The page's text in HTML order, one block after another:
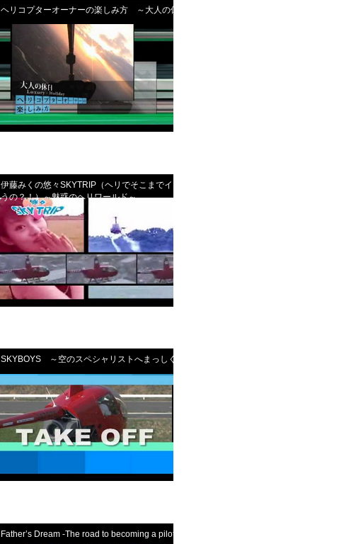
ヘリコプターオーナーの楽しみ方 ～大人の休日
伊藤みくの悠々SKYTRIP（ヘリでそこまでイッちゃ
うの？！）～魅惑のヘリワールド～
SKYBOYS ～空のスペシャリストへまっしぐら！～
Father’s Dream -The road to becoming a pilot-